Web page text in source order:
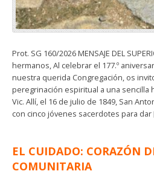
Prot. SG 160/2026 MENSAJE DEL
hermanos, Al celebrar el 177.º
nuestra querida Congregación, os
peregrinación espiritual a una sencilla
Vic. Allí, el 16 de julio de 1849, San
con cinco jóvenes sacerdotes para
EL CUIDADO: CORAZÓN
COMUNITARIA